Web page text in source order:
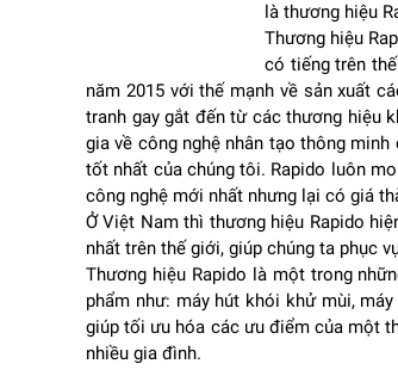
Phần thân quạt được thiết kế
hành êm ái ngay cả ở tốc độ
Lồng quạt được gia công chắc
gió tỏa đều khắp không gian.
Công suất mạnh mẽ, làm mát nhanh
Một trong những điểm nổi bật
suất hoạt động 63W cùng sải
Nhờ thiết kế cánh quạt khí động
này giúp người dùng cảm nhận
Điều khiển từ xa tiện lợi
là thương hiệu
Thương hiệu
có tiếng trên
năm 2015 với thế mạnh về sản xuất
tranh gay gắt đến từ các thương hiệu
gia về công nghệ nhân tạo thông
tốt nhất của chúng tôi. Rapido luôn
công nghệ mới nhất nhưng lại có giá
Ở Việt Nam thì thương hiệu Rapido
nhất trên thế giới, giúp chúng ta phục
Thương hiệu Rapido là một trong
phẩm như: máy hút khói khử mùi,
giúp tối ưu hóa các ưu điểm của một
nhiều gia đình.